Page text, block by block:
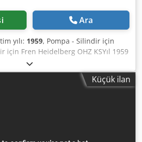
Ara
yılı: 1959, Pompa - Silindir için
için Fren Heidelberg OHZ KSYıl 1959
Video-İnspeksiyon Ziyaretinizden
fazla makine stokta Hemen
Dcedsrffnqjpfx Agfsk Stokta
- Test edilebilir
Küçük ilan